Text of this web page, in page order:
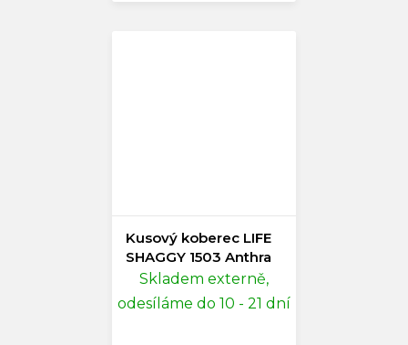
Kusový koberec LIFE
SHAGGY 1503 Anthra
Skladem externě,
odesíláme do 10 - 21 dní